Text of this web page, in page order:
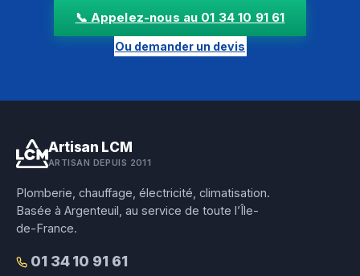
📞 Appelez-nous au 01 34 10 91 61
Ou demander un devis
Artisan LCM
ARTISAN DEPUIS 2011
Plomberie, chauffage, électricité, climatisation.
Basée à Argenteuil, au service de toute l’Île-
de-France.
01 34 10 91 61